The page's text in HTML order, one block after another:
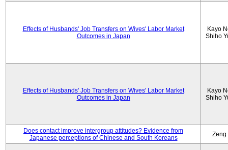
Effects of Husbands' Job Transfers on Wives' Labor Market
Outcomes in Japan
Kayo
Shiho
Effects of Husbands' Job Transfers on Wives' Labor Market
Outcomes in Japan
Kayo
Shiho
Does contact improve intergroup attitudes? Evidence from
Japanese perceptions of Chinese and South Koreans
Zeng